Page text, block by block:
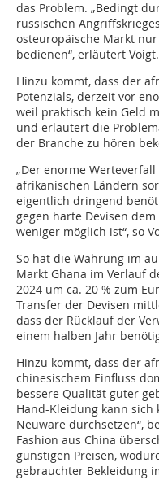
das Problem. „Bedingt
russischen
osteuropäische Markt
bedienen“, erläutert Voigt.
Hinzu kommt, dass der
Potenzials, derzeit vor
weil praktisch kein Geld
und erläutert die
der Branche zu hören
„Der enorme
afrikanischen Ländern
eigentlich dringend
gegen harte Devisen
weniger möglich ist“, so
So hat die Währung im
Markt Ghana im Verlauf
2024 um ca. 20 % zum
Transfer der Devisen
dass der Rücklauf der
einem halben Jahr
Hinzu kommt, dass der
chinesischem Einfluss
bessere Qualität guter
Hand-Kleidung kann
Neuware durchsetzen“,
Fashion aus China
günstigen Preisen,
gebrauchter Bekleidung